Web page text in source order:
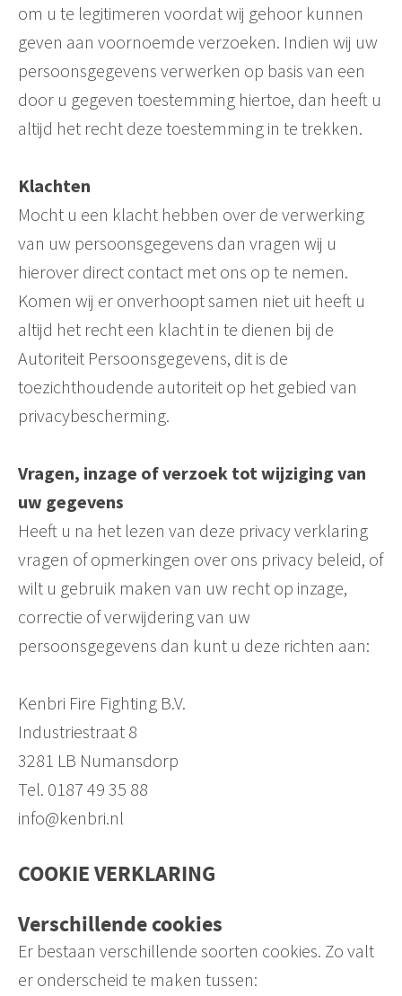
om u te legitimeren voordat wij gehoor kunnen
geven aan voornoemde verzoeken. Indien wij uw
persoonsgegevens verwerken op basis van een
door u gegeven toestemming hiertoe, dan heeft u
altijd het recht deze toestemming in te trekken.
Klachten
Mocht u een klacht hebben over de verwerking
van uw persoonsgegevens dan vragen wij u
hierover direct contact met ons op te nemen.
Komen wij er onverhoopt samen niet uit heeft u
altijd het recht een klacht in te dienen bij de
Autoriteit Persoonsgegevens, dit is de
toezichthoudende autoriteit op het gebied van
privacybescherming.
Vragen, inzage of verzoek tot wijziging van
uw gegevens
Heeft u na het lezen van deze privacy verklaring
vragen of opmerkingen over ons privacy beleid, of
wilt u gebruik maken van uw recht op inzage,
correctie of verwijdering van uw
persoonsgegevens dan kunt u deze richten aan:
Kenbri Fire Fighting B.V.
Industriestraat 8
3281 LB Numansdorp
Tel. 0187 49 35 88
info@kenbri.nl
COOKIE VERKLARING
Verschillende cookies
Er bestaan verschillende soorten cookies. Zo valt
er onderscheid te maken tussen: